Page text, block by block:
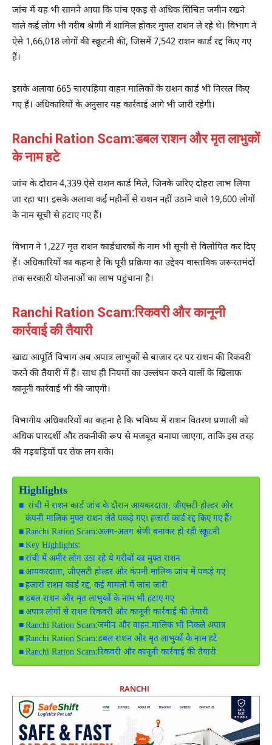
जांच में यह भी सामने आया कि पांच एकड़ से अधिक सिंचित जमीन रखने
वाले कई लोग भी गरीब श्रेणी में शामिल होकर मुफ्त राशन ले रहे थे। विभाग ने
ऐसे 1,66,018 लोगों की स्क्रूटनी की, जिसमें 7,542 राशन कार्ड रद्द किए गए
हैं।
इसके अलावा 665 चारपहिया वाहन मालिकों के राशन कार्ड भी निरस्त किए
गए हैं। अधिकारियों के अनुसार यह कार्रवाई आगे भी जारी रहेगी।
Ranchi Ration Scam:डबल राशन और मृत लाभुकों
के नाम हटे
जांच के दौरान 4,339 ऐसे राशन कार्ड मिले, जिनके जरिए दोहरा लाभ लिया
जा रहा था। इसके अलावा कई महीनों से राशन नहीं उठाने वाले 19,600 लोगों
के नाम सूची से हटाए गए हैं।
विभाग ने 1,227 मृत राशन कार्डधारकों के नाम भी सूची से विलोपित कर दिए
हैं। अधिकारियों का कहना है कि पूरी प्रक्रिया का उद्देश्य वास्तविक जरूरतमंदों
तक सरकारी योजनाओं का लाभ पहुंचाना है।
Ranchi Ration Scam:रिकवरी और कानूनी
कार्रवाई की तैयारी
खाद्य आपूर्ति विभाग अब अपात्र लाभुकों से बाजार दर पर राशन की रिकवरी
करने की तैयारी में है। साथ ही नियमों का उल्लंघन करने वालों के खिलाफ
कानूनी कार्रवाई भी की जाएगी।
विभागीय अधिकारियों का कहना है कि भविष्य में राशन वितरण प्रणाली को
अधिक पारदर्शी और तकनीकी रूप से मजबूत बनाया जाएगा, ताकि इस तरह
की गड़बड़ियों पर रोक लग सके।
Highlights
रांची में राशन कार्ड जांच के दौरान आयकरदाता, जीएसटी होल्डर और
कंपनी मालिक मुफ्त राशन लेते पकड़े गए। हजारों कार्ड रद्द किए गए हैं।
Ranchi Ration Scam:अलग-अलग श्रेणी बनाकर हो रही स्क्रूटनी
Key Highlights:
रांची में अमीर लोग उठा रहे थे गरीबों का मुफ्त राशन
आयकरदाता, जीएसटी होल्डर और कंपनी मालिक जांच में पकड़े गए
हजारों राशन कार्ड रद्द, कई मामलों में जांच जारी
डबल राशन और मृत लाभुकों के नाम भी हटाए गए
अपात्र लोगों से राशन रिकवरी और कानूनी कार्रवाई की तैयारी
Ranchi Ration Scam:जमीन और वाहन मालिक भी निकले अपात्र
Ranchi Ration Scam:डबल राशन और मृत लाभुकों के नाम हटे
Ranchi Ration Scam:रिकवरी और कानूनी कार्रवाई की तैयारी
RANCHI